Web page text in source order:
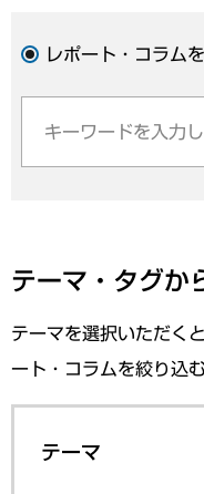
レポート・コラム
テーマ・タグか
テーマを選択いただく
ート・コラムを絞り込
テーマ